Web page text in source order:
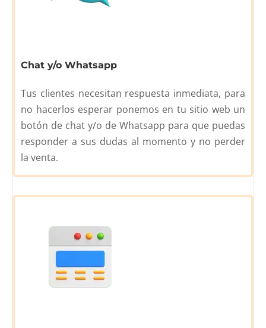
Chat y/o Whatsapp
Tus clientes necesitan respuesta inmediata, para
no hacerlos esperar ponemos en tu sitio web un
botón de chat y/o de Whatsapp para que puedas
responder a sus dudas al momento y no perder
la venta.